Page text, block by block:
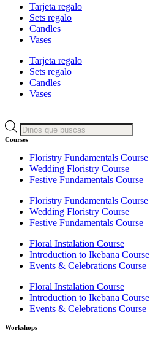
Tarjeta regalo
Sets regalo
Candles
Vases
Tarjeta regalo
Sets regalo
Candles
Vases
Products
search
Courses
Floristry Fundamentals Course
Wedding Floristry Course
Festive Fundamentals Course
Floristry Fundamentals Course
Wedding Floristry Course
Festive Fundamentals Course
Floral Instalation Course
Introduction to Ikebana Course
Events & Celebrations Course
Floral Instalation Course
Introduction to Ikebana Course
Events & Celebrations Course
Workshops